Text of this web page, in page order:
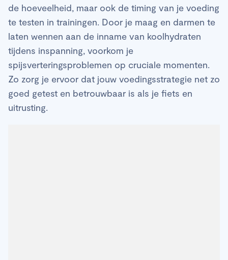
de hoeveelheid, maar ook de timing van je voeding
te testen in trainingen. Door je maag en darmen te
laten wennen aan de inname van koolhydraten
tijdens inspanning, voorkom je
spijsverteringsproblemen op cruciale momenten.
Zo zorg je ervoor dat jouw voedingsstrategie net zo
goed getest en betrouwbaar is als je fiets en
uitrusting.